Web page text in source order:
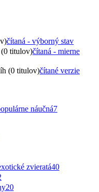
čítaná - výborný stav
(0 titulov)čítaná - mierne
(0 titulov)čítané verzie
náučná7
zvieratá40
20